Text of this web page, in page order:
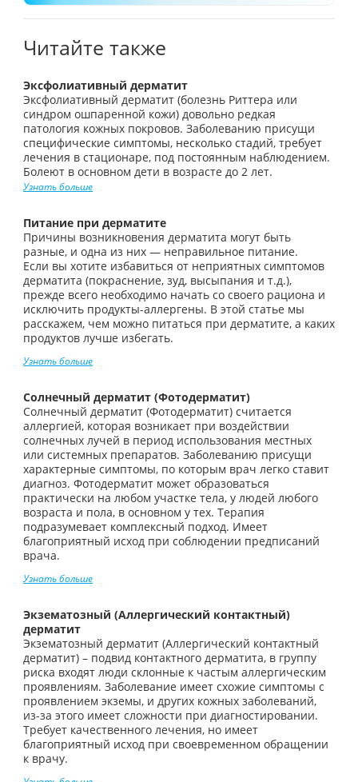
Читайте также
Эксфолиативный дерматит
Эксфолиативный дерматит (болезнь Риттера или
синдром ошпаренной кожи) довольно редкая
патология кожных покровов. Заболеванию присущи
специфические симптомы, несколько стадий, требует
лечения в стационаре, под постоянным наблюдением.
Болеют в основном дети в возрасте до 2 лет.
Узнать больше
Питание при дерматите
Причины возникновения дерматита могут быть
разные, и одна из них — неправильное питание.
Если вы хотите избавиться от неприятных симптомов
дерматита (покраснение, зуд, высыпания и т.д.),
прежде всего необходимо начать со своего рациона и
исключить продукты-аллергены. В этой статье мы
расскажем, чем можно питаться при дерматите, а каких
продуктов лучше избегать.
Узнать больше
Солнечный дерматит (Фотодерматит)
Солнечный дерматит (Фотодерматит) считается
аллергией, которая возникает при воздействии
солнечных лучей в период использования местных
или системных препаратов. Заболеванию присущи
характерные симптомы, по которым врач легко ставит
диагноз. Фотодерматит может образоваться
практически на любом участке тела, у людей любого
возраста и пола, в основном у тех. Терапия
подразумевает комплексный подход. Имеет
благоприятный исход при соблюдении предписаний
врача.
Узнать больше
Экзематозный (Аллергический контактный)
дерматит
Экзематозный дерматит (Аллергический контактный
дерматит) – подвид контактного дерматита, в группу
риска входят люди склонные к частым аллергическим
проявлениям. Заболевание имеет схожие симптомы с
проявлением экземы, и других кожных заболеваний,
из-за этого имеет сложности при диагностировании.
Требует качественного лечения, но имеет
благоприятный исход при своевременном обращении
к врачу.